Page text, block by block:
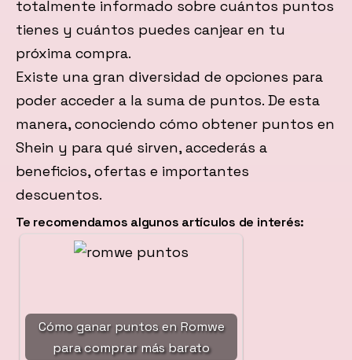
totalmente informado sobre cuántos puntos
tienes y cuántos puedes canjear en tu
próxima compra.
Existe una gran diversidad de opciones para
poder acceder a la suma de puntos. De esta
manera, conociendo cómo obtener puntos en
Shein y para qué sirven, accederás a
beneficios, ofertas e importantes
descuentos.
Te recomendamos algunos artículos de interés:
Cómo ganar puntos en Romwe
para comprar más barato